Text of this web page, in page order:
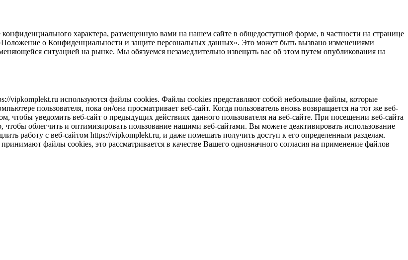
характера, размещенную вами на нашем сайте в общедоступной форме, в частности на странице
о Конфиденциальности и защите персональных данных». Это может быть вызвано изменениями
ситуацией на рынке. Мы обязуемся незамедлительно извещать вас об этом путем опубликования на
vipkomplekt.ru используются файлы cookies. Файлы cookies представляют собой небольшие файлы, которые
пользователя, пока он/она просматривает веб-сайт. Когда пользователь вновь возвращается на тот же веб-
чтобы уведомить веб-сайт о предыдущих действиях данного пользователя на веб-сайте. При посещении веб-сайта
облегчить и оптимизировать пользование нашими веб-сайтами. Вы можете деактивировать использование
работу с веб-сайтом https://vipkomplekt.ru, и даже помешать получить доступ к его определенным разделам.
файлы cookies, это рассматривается в качестве Вашего однозначного согласия на применение файлов